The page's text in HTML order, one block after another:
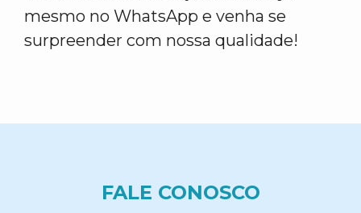
mesmo no WhatsApp e venha se
surpreender com nossa qualidade!
FALE CONOSCO